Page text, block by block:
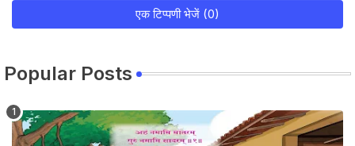
एक टिप्पणी भेजें (0)
Popular Posts